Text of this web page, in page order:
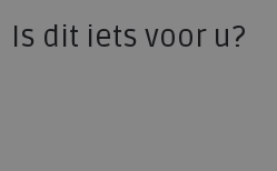
Is dit iets voor u?